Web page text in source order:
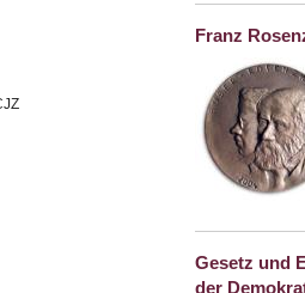
Franz
Gesetz und
der